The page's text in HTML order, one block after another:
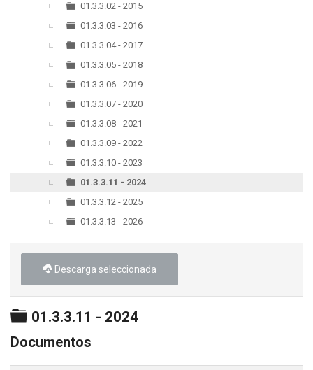
01.3.3.02 - 2015
01.3.3.03 - 2016
01.3.3.04 - 2017
01.3.3.05 - 2018
01.3.3.06 - 2019
01.3.3.07 - 2020
01.3.3.08 - 2021
01.3.3.09 - 2022
01.3.3.10 - 2023
01.3.3.11 - 2024
01.3.3.12 - 2025
01.3.3.13 - 2026
Descarga seleccionada
Carpeta
01.3.3.11 - 2024
Documentos